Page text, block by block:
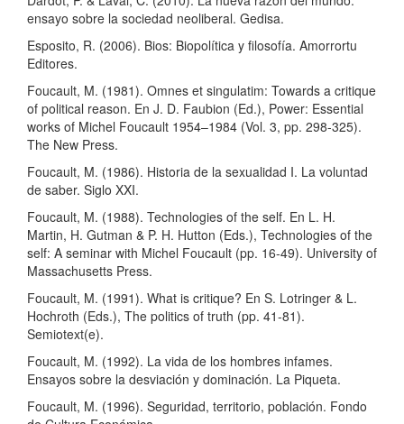
ensayo sobre la sociedad neoliberal. Gedisa.
Esposito, R. (2006). Bios: Biopolítica y filosofía. Amorrortu
Editores.
Foucault, M. (1981). Omnes et singulatim: Towards a critique
of political reason. En J. D. Faubion (Ed.), Power: Essential
works of Michel Foucault 1954–1984 (Vol. 3, pp. 298-325).
The New Press.
Foucault, M. (1986). Historia de la sexualidad I. La voluntad
de saber. Siglo XXI.
Foucault, M. (1988). Technologies of the self. En L. H.
Martin, H. Gutman & P. H. Hutton (Eds.), Technologies of the
self: A seminar with Michel Foucault (pp. 16-49). University of
Massachusetts Press.
Foucault, M. (1991). What is critique? En S. Lotringer & L.
Hochroth (Eds.), The politics of truth (pp. 41-81).
Semiotext(e).
Foucault, M. (1992). La vida de los hombres infames.
Ensayos sobre la desviación y dominación. La Piqueta.
Foucault, M. (1996). Seguridad, territorio, población. Fondo